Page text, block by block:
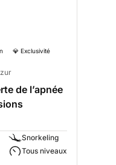
💎 Exclusivité
de l’apnée
Snorkeling
Tous niveaux